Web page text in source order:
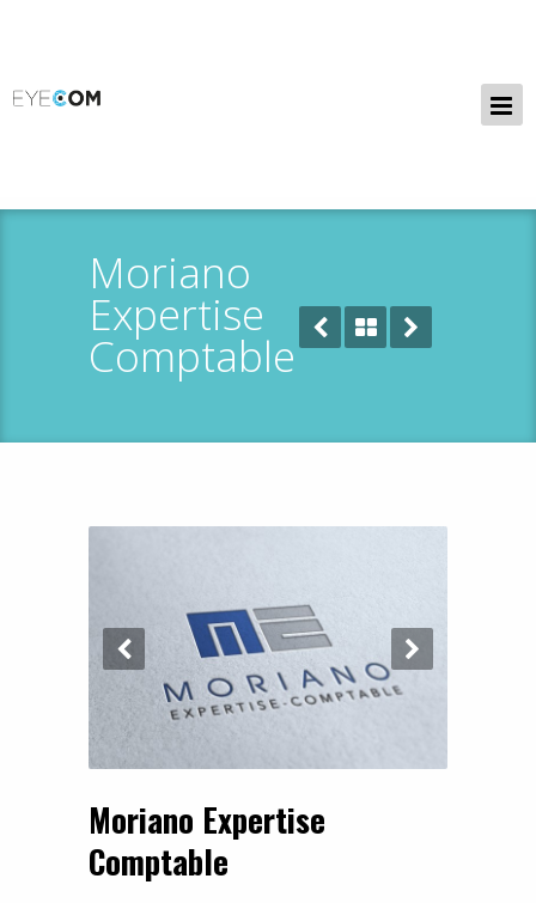
Moriano
Expertise
Comptable
Moriano Expertise
Comptable